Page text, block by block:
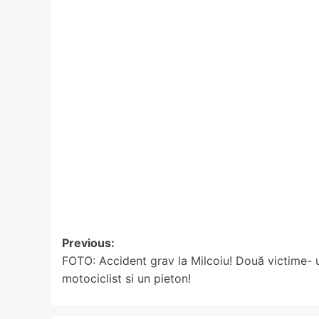
Post
navigation
Previous:
FOTO: Accident grav la Milcoiu! Două victime-
motociclist si un pieton!